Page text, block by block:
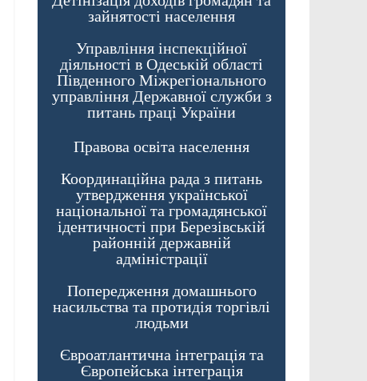
зайнятості населення
Управління інспекційної
діяльності в Одеській області
Південного Міжрегіонального
управління Державної служби з
питань праці України
Правова освіта населення
Координаційна рада з питань
утвердження української
національної та громадянської
ідентичності при Березівській
районній державній
адміністрації
Попередження домашнього
насильства та протидія торгівлі
людьми
Євроатлантична інтеграція та
Європейська інтеграція